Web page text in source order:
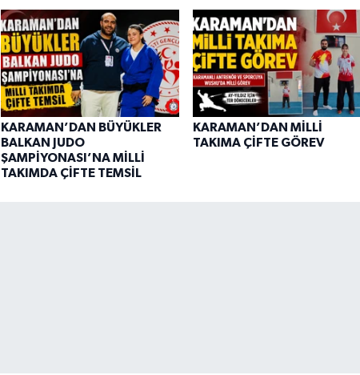
KARAMAN’DAN BÜYÜKLER
BALKAN JUDO
ŞAMPİYONASI’NA MİLLİ
TAKIMDA ÇİFTE TEMSİL
KARAMAN’DAN MİLLİ
TAKIMA ÇİFTE GÖREV